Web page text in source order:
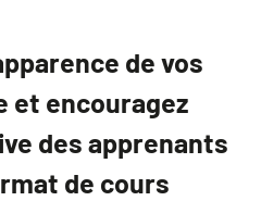
de vos
et encouragez
des apprenants
de cours